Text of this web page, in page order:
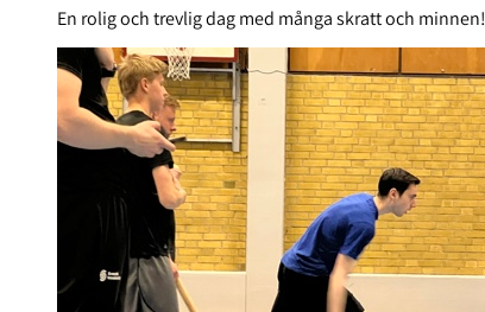
En rolig och trevlig dag med många skratt och minnen!